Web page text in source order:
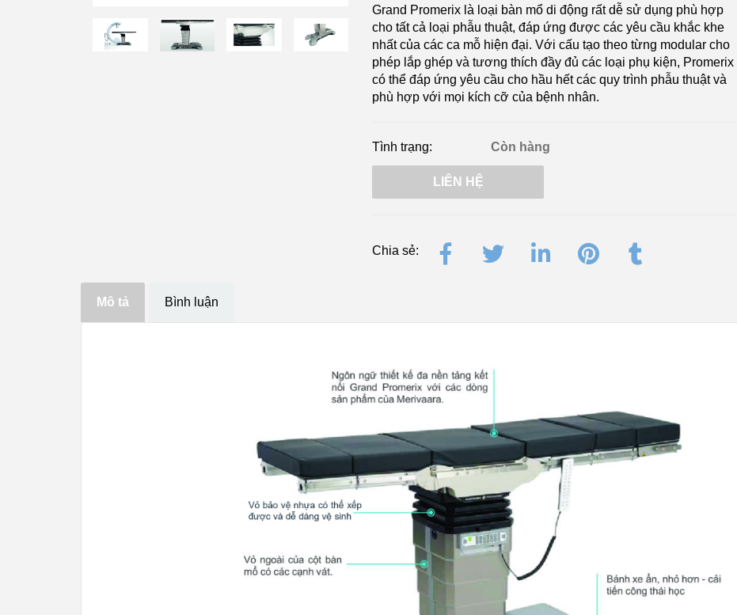
Grand Promerix là loại bàn mổ di động rất dễ sử dụng phù hợp
cho tất cả loại phẫu thuật, đáp ứng được các yêu cầu khắc khe
nhất của các ca mỗ hiện đại. Với cấu tạo theo từng modular cho
phép lắp ghép và tương thích đầy đủ các loại phụ kiện, Promerix
có thể đáp ứng yêu cầu cho hầu hết các quy trình phẫu thuật và
phù hợp với mọi kích cỡ của bệnh nhân.
Tình trạng: Còn hàng
LIÊN HỆ
Chia sẻ:
Mô tả Bình luận